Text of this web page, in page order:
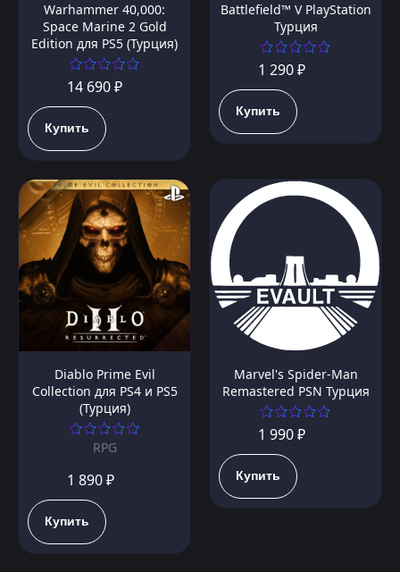
Warhammer 40,000:
Space Marine 2 Gold
Edition для PS5 (Турция)
14 690 ₽
Купить
Battlefield™ V PlayStation
Турция
1 290 ₽
Купить
Diablo Prime Evil
Collection для PS4 и PS5
(Турция)
RPG
1 890 ₽
Купить
Marvel's Spider-Man
Remastered PSN Турция
1 990 ₽
Купить